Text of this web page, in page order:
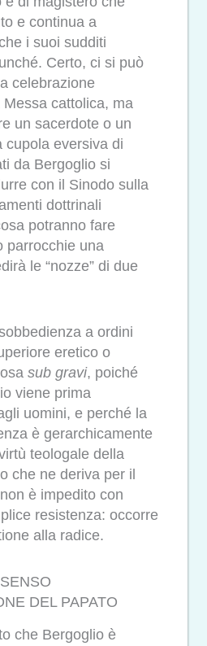
e continua a
i suoi sudditi
Certo, ci si può
celebrazione
cattolica, ma
un sacerdote o un
cupola eversiva di
da Bergoglio si
con il Sinodo sulla
dottrinali
potranno fare
parrocchie una
le “nozze” di due
a ordini
eretico o
sub gravi, poiché
viene prima
uomini, e perché la
è gerarchicamente
teologale della
che ne deriva per il
è impedito con
resistenza: occorre
alla radice.
DEL PAPATO
che Bergoglio è